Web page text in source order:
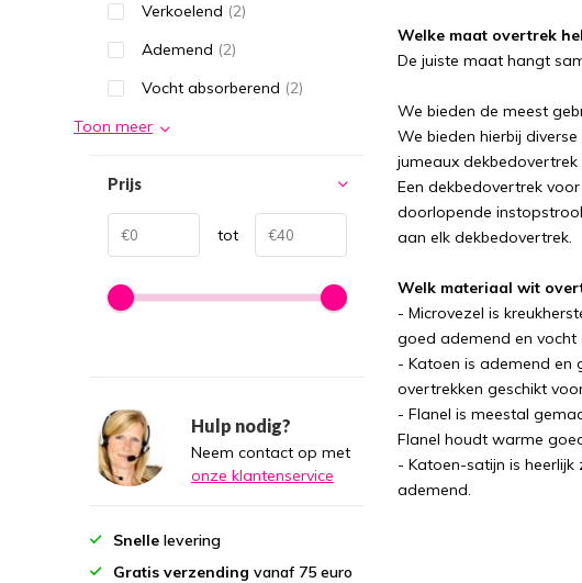
Welke maat overtrek
De juiste maat hangt
We bieden de meest
We bieden hierbij
jumeaux dekbedovertrek
Een dekbedovertrek
doorlopende
aan elk dekbedovertrek.
Welk materiaal wit
- Microvezel is
goed ademend en
- Katoen is ademend en
overtrekken geschikt
- Flanel is meestal
Flanel houdt warme
- Katoen-satijn is
ademend.
Verkoelend (2)
Ademend (2)
Vocht absorberend (2)
Toon meer
Prijs
tot
Hulp nodig?
Neem contact op met
onze klantenservice
Snelle levering
Gratis verzending vanaf 75 euro